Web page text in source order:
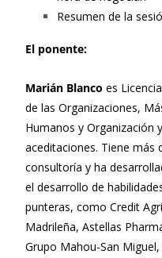
Resumen de la
El ponente:
Marián Blanco es
de las Organizaciones,
Humanos y Organización
aceditaciones. Tiene más
consultoría y ha
el desarrollo de
punteras, como Credit
Madrileña, Astellas
Grupo Mahou-San